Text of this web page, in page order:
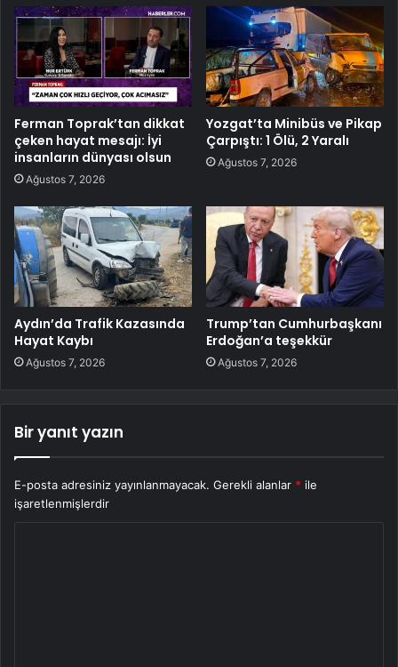
Ferman Toprak’tan dikkat
çeken hayat mesajı: İyi
insanların dünyası olsun
Ağustos 7, 2026
Yozgat’ta Minibüs ve Pikap
Çarpıştı: 1 Ölü, 2 Yaralı
Ağustos 7, 2026
Aydın’da Trafik Kazasında
Hayat Kaybı
Ağustos 7, 2026
Trump’tan Cumhurbaşkanı
Erdoğan’a teşekkür
Ağustos 7, 2026
Bir yanıt yazın
E-posta adresiniz yayınlanmayacak. Gerekli alanlar * ile
işaretlenmişlerdir